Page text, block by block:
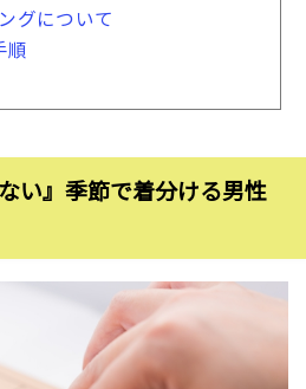
グについて
順
い』季節で着分ける男性